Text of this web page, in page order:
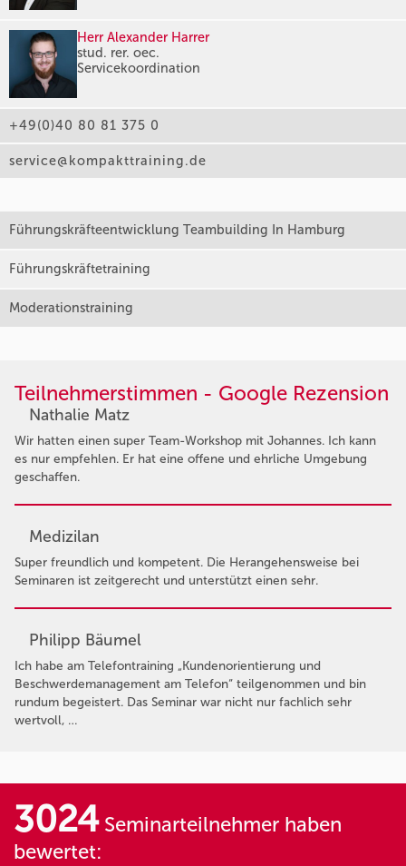
Herr Alexander Harrer
stud. rer. oec.
Servicekoordination
+49(0)40 80 81 375 0
service@kompakttraining.de
Führungskräfteentwicklung Teambuilding In Hamburg
Führungskräftetraining
Moderationstraining
Teilnehmerstimmen - Google Rezension
Nathalie Matz
Wir hatten einen super Team-Workshop mit Johannes. Ich kann
es nur empfehlen. Er hat eine offene und ehrliche Umgebung
geschaffen.
Medizilan
Super freundlich und kompetent. Die Herangehensweise bei
Seminaren ist zeitgerecht und unterstützt einen sehr.
Philipp Bäumel
Ich habe am Telefontraining „Kundenorientierung und
Beschwerdemanagement am Telefon“ teilgenommen und bin
rundum begeistert. Das Seminar war nicht nur fachlich sehr
wertvoll, …
3024Seminarteilnehmer haben
bewertet: